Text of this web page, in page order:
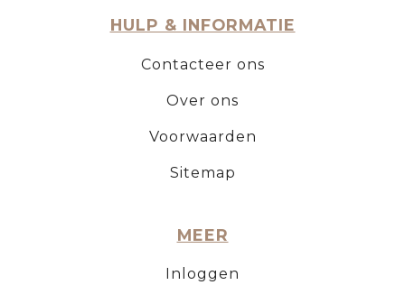
HULP & INFORMATIE
Contacteer ons
Over ons
Voorwaarden
Sitemap
MEER
Inloggen